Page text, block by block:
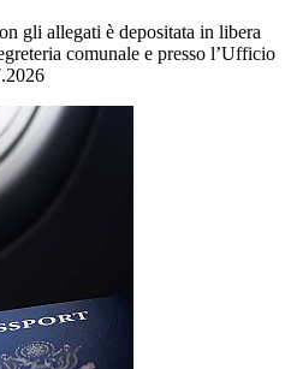
gli allegati è depositata in libera
comunale e presso l’Ufficio